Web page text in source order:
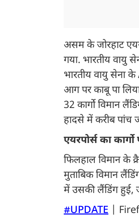
असम के जोरहाट एयर
गया. भारतीय वायु
भारतीय वायु सेना के
आग पर काबू पा
32 कार्गो विमान
हादसे में करीब पांच
एयरपोर्स का
फिलहाल विमान के
मुताबिक विमान
में उसकी लैंडिंग हुई,
#UPDATE |